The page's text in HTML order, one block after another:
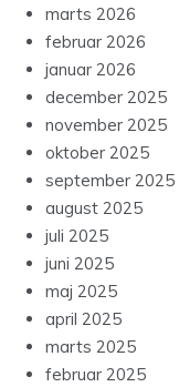
marts 2026
februar 2026
januar 2026
december 2025
november 2025
oktober 2025
september 2025
august 2025
juli 2025
juni 2025
maj 2025
april 2025
marts 2025
februar 2025